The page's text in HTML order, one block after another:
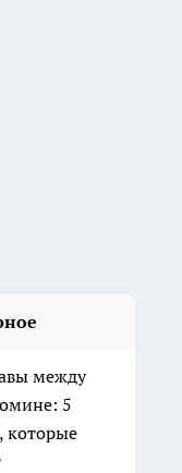
между
5
которые